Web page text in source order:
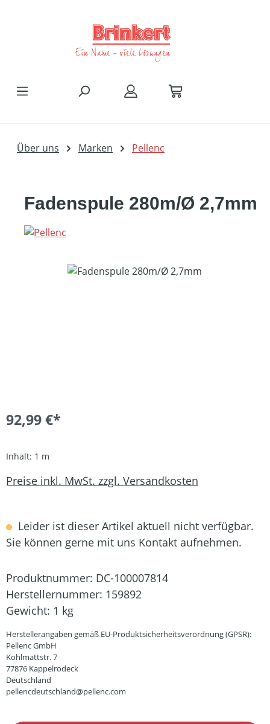
Über uns Marken Pellenc
Fadenspule 280m/Ø 2,7mm
Bildergalerie überspringen
92,99 €*
Inhalt: 1 m
Preise inkl. MwSt. zzgl. Versandkosten
Leider ist dieser Artikel aktuell nicht verfügbar.
Sie können gerne mit uns Kontakt aufnehmen.
Produktnummer: DC-100007814
Herstellernummer: 159892
Gewicht: 1 kg
Herstellerangaben gemäß EU-Produktsicherheitsverordnung (GPSR):
Pellenc GmbH
Kohlmattstr. 7
77876 Kappelrodeck
Deutschland
pellencdeutschland@pellenc.com